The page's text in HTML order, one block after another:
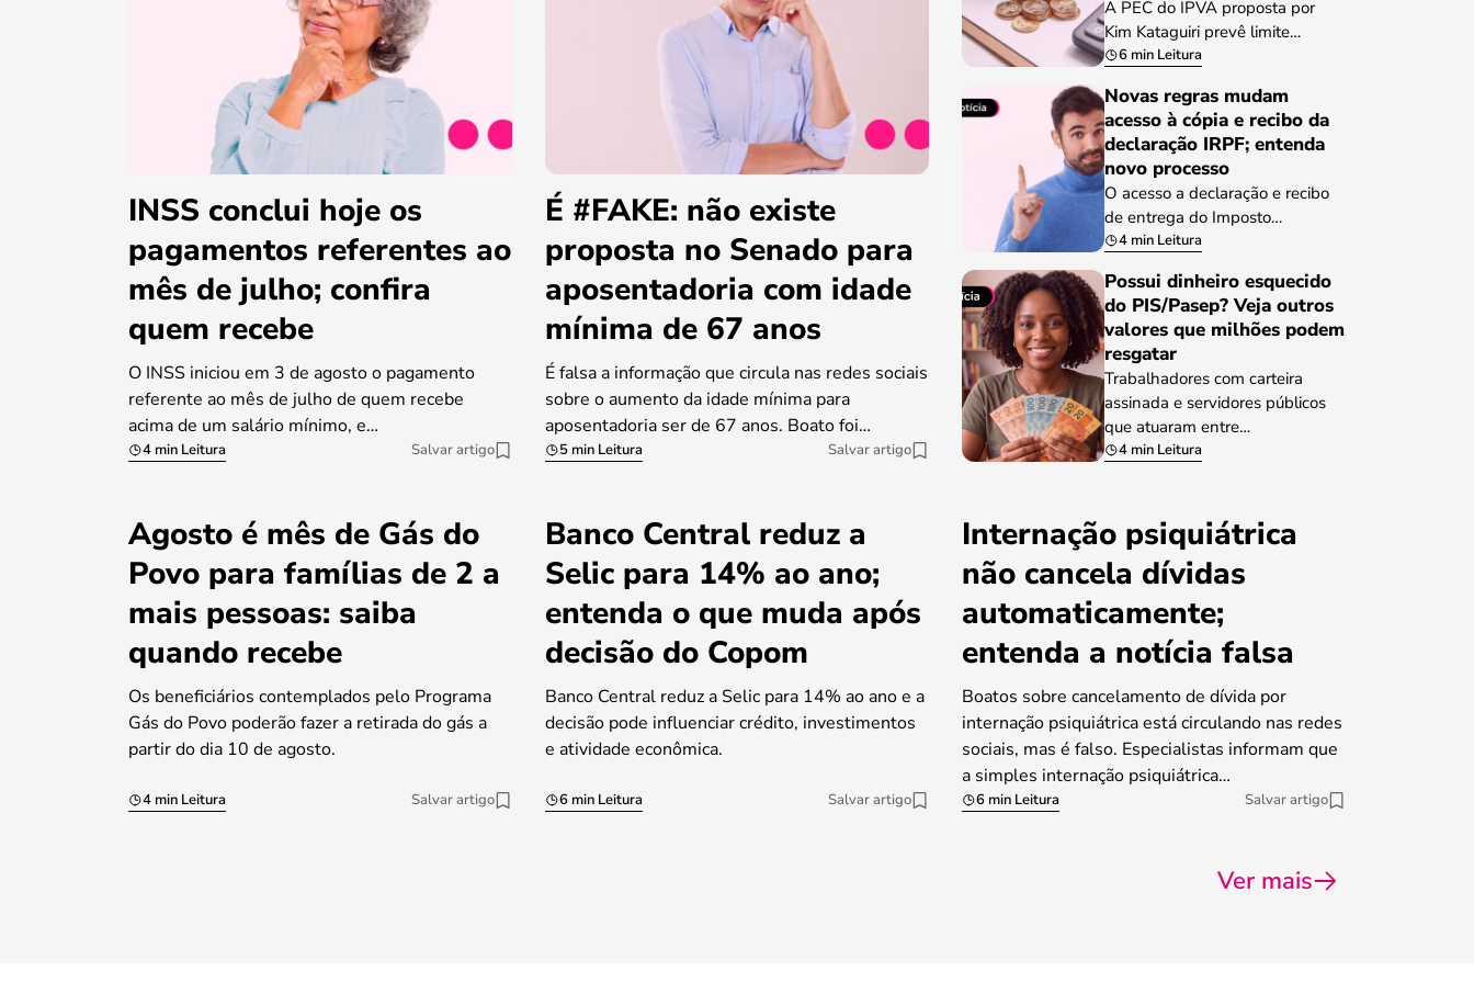
INSS conclui hoje os
pagamentos referentes ao
mês de julho; confira
quem recebe
O INSS iniciou em 3 de agosto o pagamento
referente ao mês de julho de quem recebe
acima de um salário mínimo, e…
4 min Leitura Salvar artigo
É #FAKE: não existe
proposta no Senado para
aposentadoria com idade
mínima de 67 anos
É falsa a informação que circula nas redes sociais
sobre o aumento da idade mínima para
aposentadoria ser de 67 anos. Boato foi…
5 min Leitura Salvar artigo
A PEC do IPVA proposta por
Kim Kataguiri prevê limite…
6 min Leitura
Novas regras mudam
acesso à cópia e recibo da
declaração IRPF; entenda
novo processo
O acesso a declaração e recibo
de entrega do Imposto…
4 min Leitura
Possui dinheiro esquecido
do PIS/Pasep? Veja outros
valores que milhões podem
resgatar
Trabalhadores com carteira
assinada e servidores públicos
que atuaram entre…
4 min Leitura
Agosto é mês de Gás do
Povo para famílias de 2 a
mais pessoas: saiba
quando recebe
Os beneficiários contemplados pelo Programa
Gás do Povo poderão fazer a retirada do gás a
partir do dia 10 de agosto.
4 min Leitura Salvar artigo
Banco Central reduz a
Selic para 14% ao ano;
entenda o que muda após
decisão do Copom
Banco Central reduz a Selic para 14% ao ano e a
decisão pode influenciar crédito, investimentos
e atividade econômica.
6 min Leitura Salvar artigo
Internação psiquiátrica
não cancela dívidas
automaticamente;
entenda a notícia falsa
Boatos sobre cancelamento de dívida por
internação psiquiátrica está circulando nas redes
sociais, mas é falso. Especialistas informam que
a simples internação psiquiátrica…
6 min Leitura Salvar artigo
Ver mais